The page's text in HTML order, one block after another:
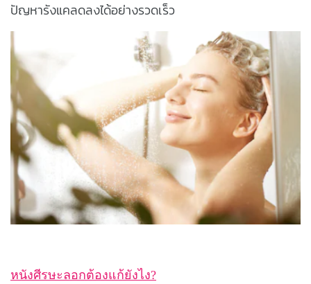
ปัญหารังแคลดลงได้อย่างรวดเร็ว
หนังศีรษะลอกต้องแก้ยังไง?